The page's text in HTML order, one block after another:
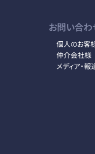
お問い合わ
個人のお客
仲介会社様
メディア・